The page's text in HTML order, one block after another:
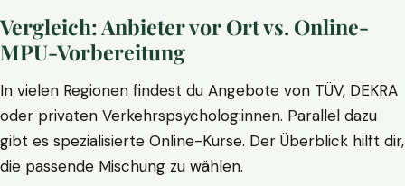
Vergleich: Anbieter vor Ort vs. Online-
MPU-Vorbereitung
In vielen Regionen findest du Angebote von TÜV, DEKRA
oder privaten Verkehrspsycholog:innen. Parallel dazu
gibt es spezialisierte Online-Kurse. Der Überblick hilft dir,
die passende Mischung zu wählen.